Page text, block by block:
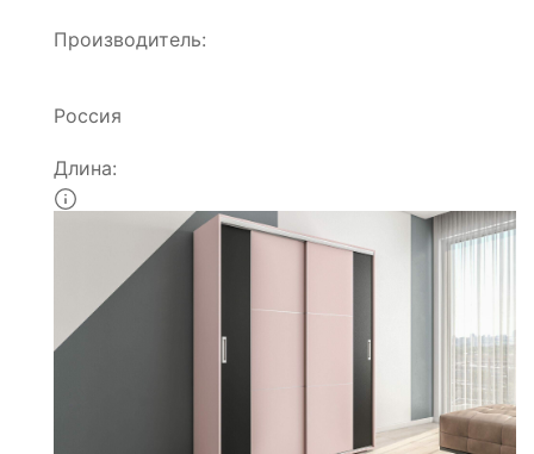
Производитель:
Россия
Длина: